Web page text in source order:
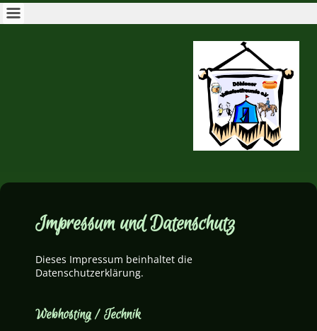
Impressum und Datenschutz
Dieses Impressum beinhaltet die
Datenschutzerklärung.
Webhosting / Technik